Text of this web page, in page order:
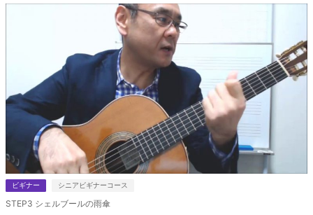
ビギナー シニアビギナーコース
STEP3 シェルブールの雨傘